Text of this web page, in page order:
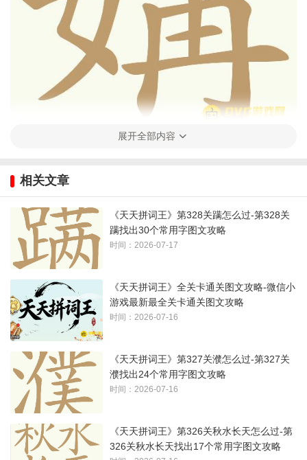
1、注意一、二、三、亖、十等数字
2、最后一个字，这是字吗？
3、答案如下图所示：
展开全部内容
相关文章
《天天拼词王》第328关蹒怎么过-第328关
蹒找出30个常用字图文攻略
时间：2026-07-17
《天天拼词王》全关卡通关图文攻略-微信小
游戏最新最全关卡通关图文攻略
时间：2026-07-16
《天天拼词王》第327关濮怎么过-第327关
濮找出24个常用字图文攻略
时间：2026-07-16
《天天拼词王》第326关秋水长天怎么过-第
326关秋水长天找出17个常用字图文攻略